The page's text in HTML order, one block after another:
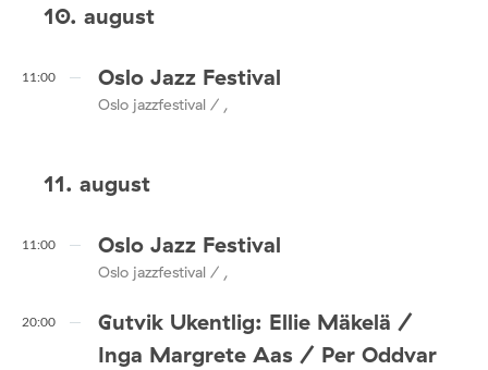
10. august
11:00 Oslo Jazz Festival
Oslo jazzfestival / ,
11. august
11:00 Oslo Jazz Festival
Oslo jazzfestival / ,
20:00
Gutvik Ukentlig: Ellie Mäkelä /
Inga Margrete Aas / Per Oddvar